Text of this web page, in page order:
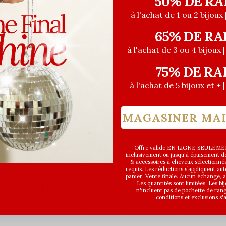
36,00$CA
les taxes
30,60$CA
36,00$CA
Avant les taxes
Vu de 2 à 2
Abonnez-vous à notre infolettre
à l'achat de 1 ou 2 bijoux
65% DE
à l'achat de 3 ou 4 bijoux
75% DE
à l'achat de 5 bijoux et +
MAGASINER
Offre valide EN LIGNE
inclusivement ou jusqu'à épuisement
& accessoires à cheveux
requis. Les réductions s’appliquent
panier. Vente finale. Aucun échange,
Les quantités sont limitées. Les
n'incluent pas de pochette de
conditions et exclusions